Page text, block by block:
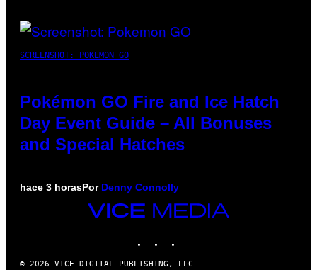
SCREENSHOT: POKEMON GO
Pokémon GO Fire and Ice Hatch
Day Event Guide – All Bonuses
and Special Hatches
hace 3 horasPor Denny Connolly
VICE
© 2026 VICE DIGITAL PUBLISHING, LLC